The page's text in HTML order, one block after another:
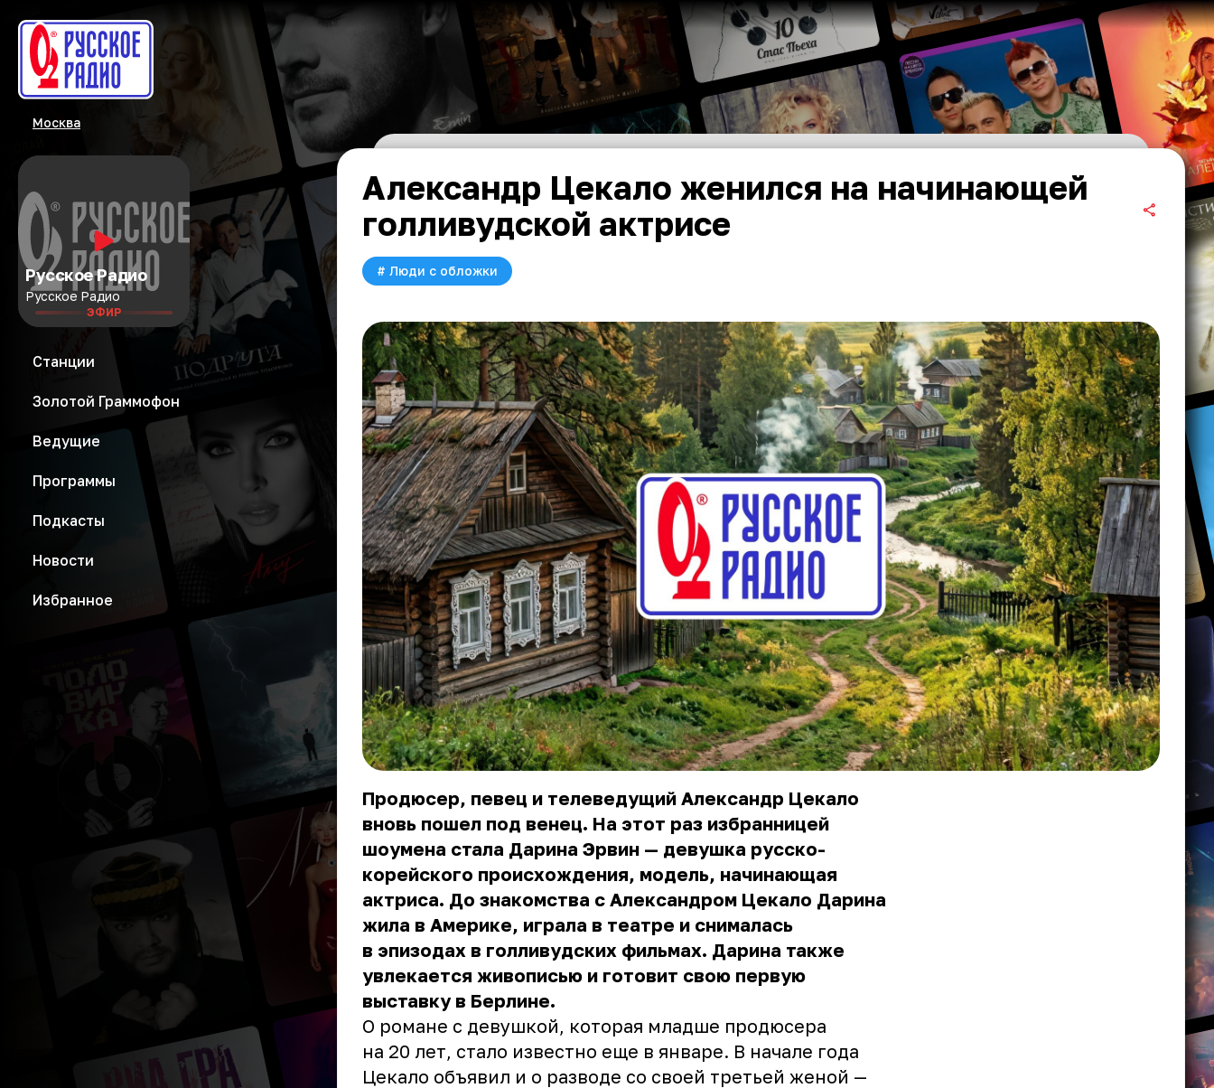
Москва
Русское Радио
Русское Радио
ЭФИР
Станции
Золотой Граммофон
Ведущие
Программы
Подкасты
Новости
Избранное
Александр Цекало женился на начинающей
голливудской актрисе
# Люди с обложки
Продюсер, певец и телеведущий Александр Цекало
вновь пошел под венец. На этот раз избранницей
шоумена стала Дарина Эрвин — девушка русско-
корейского происхождения, модель, начинающая
актриса. До знакомства с Александром Цекало Дарина
жила в Америке, играла в театре и снималась
в эпизодах в голливудских фильмах. Дарина также
увлекается живописью и готовит свою первую
выставку в Берлине.
О романе с девушкой, которая младше продюсера
на 20 лет, стало известно еще в январе. В начале года
Цекало объявил и о разводе со своей третьей женой —